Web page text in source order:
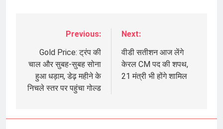
navigation
Previous:
Gold Price: ट्रंप की
चाल और सुबह-सुबह सोना
हुआ धड़ाम, डेढ़ महीने के
निचले स्तर पर पहुंचा गोल्ड
Next:
वीडी सतीशन आज लेंगे
केरल CM पद की शपथ,
21 मंत्री भी होंगे शामिल